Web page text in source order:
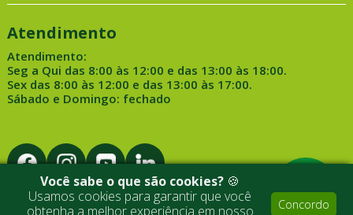
Atendimento
Atendimento:
Seg a Qui das 8:00 às 12:00 e das 13:00 às 18:00.
Sex das 8:00 às 12:00 e das 13:00 às 17:00.
Sábado e Domingo: fechado
Você sabe o que são cookies? 🍪
Usamos cookies para garantir que você
obtenha a melhor experiência em nosso
Concordo